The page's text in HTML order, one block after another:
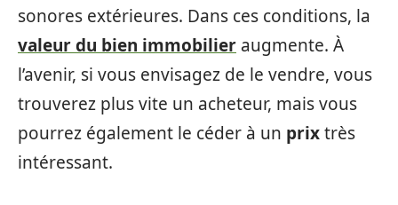
sonores extérieures. Dans ces conditions, la
valeur du bien immobilier augmente. À
l’avenir, si vous envisagez de le vendre, vous
trouverez plus vite un acheteur, mais vous
pourrez également le céder à un prixtrès
intéressant.